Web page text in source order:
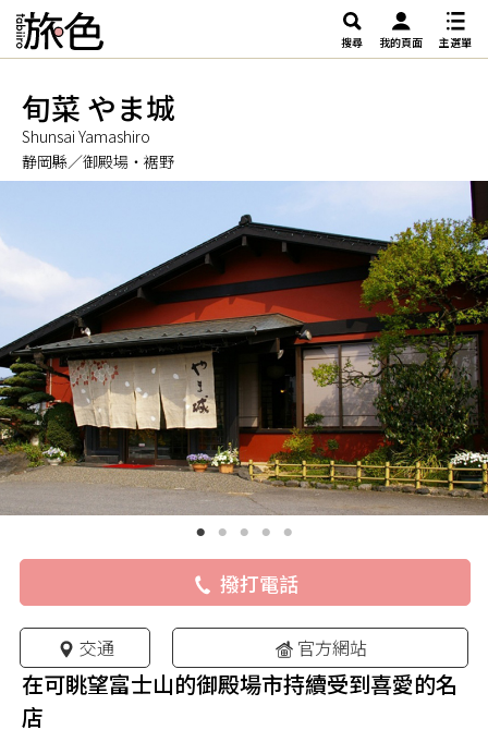
搜尋 我的頁面 主選單
旬菜 やま城
Shunsai Yamashiro
静岡縣／御殿場・裾野
撥打電話
交通 官方網站
在可眺望富士山的御殿場市持續受到喜愛的名
店